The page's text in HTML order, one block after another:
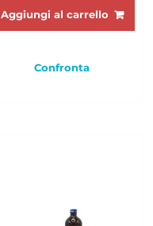
Aggiungi al carrello
Confronta